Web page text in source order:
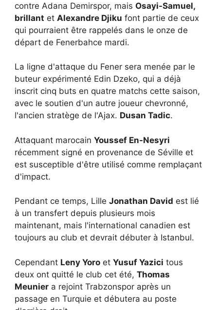
contre Adana Demirspor, mais Osayi-Samuel,
brillant et Alexandre Djiku font partie de ceux
qui pourraient être rappelés dans le onze de
départ de Fenerbahce mardi.
La ligne d'attaque du Fener sera menée par le
buteur expérimenté Edin Dzeko, qui a déjà
inscrit cinq buts en quatre matchs cette saison,
avec le soutien d'un autre joueur chevronné,
l'ancien stratège de l'Ajax. Dusan Tadic.
Attaquant marocain Youssef En-Nesyri
récemment signé en provenance de Séville et
est susceptible d'être utilisé comme remplaçant
d'impact.
Pendant ce temps, Lille Jonathan David est lié
à un transfert depuis plusieurs mois
maintenant, mais l'international canadien est
toujours au club et devrait débuter à Istanbul.
Cependant Leny Yoro et Yusuf Yazici tous
deux ont quitté le club cet été, Thomas
Meunier a rejoint Trabzonspor après un
passage en Turquie et débutera au poste